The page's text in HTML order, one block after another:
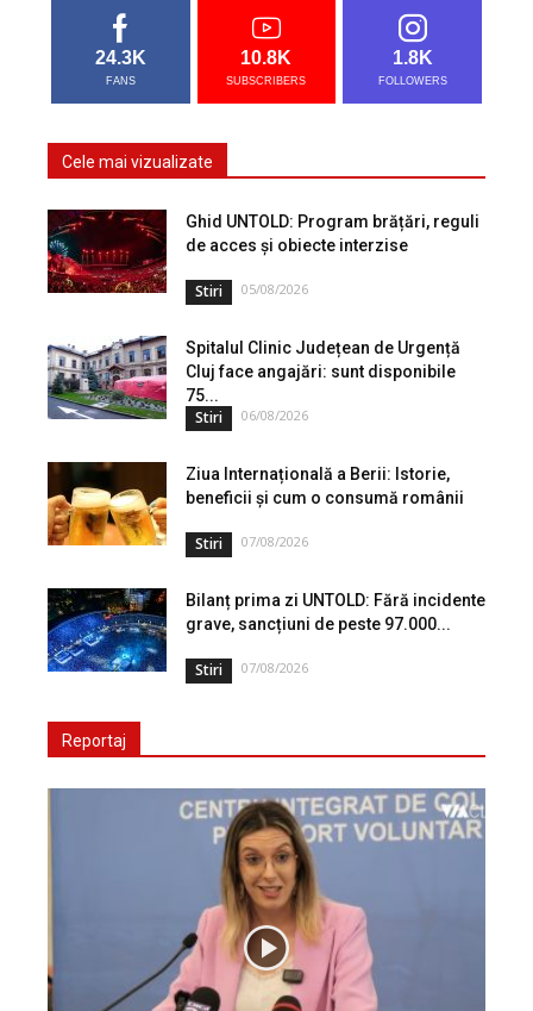
24.3K
FANS
10.8K
SUBSCRIBERS
1.8K
FOLLOWERS
Cele mai vizualizate
Ghid UNTOLD: Program brățări, reguli
de acces și obiecte interzise
Stiri 05/08/2026
Spitalul Clinic Județean de Urgență
Cluj face angajări: sunt disponibile
75...
Stiri 06/08/2026
Ziua Internațională a Berii: Istorie,
beneficii și cum o consumă românii
Stiri 07/08/2026
Bilanț prima zi UNTOLD: Fără incidente
grave, sancțiuni de peste 97.000...
Stiri 07/08/2026
Reportaj